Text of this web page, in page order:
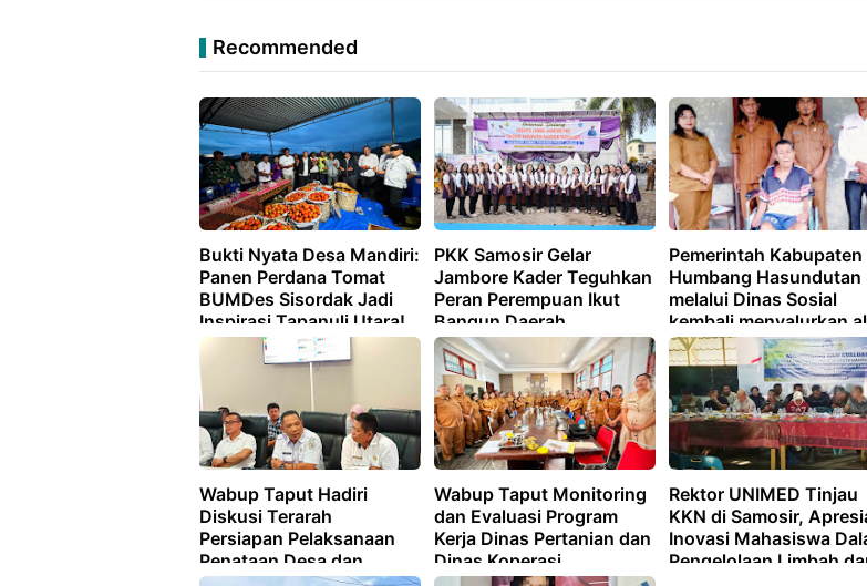
Recommended
Bukti Nyata Desa Mandiri:
Panen Perdana Tomat
BUMDes Sisordak Jadi
Inspirasi Tapanuli Utara!
PKK Samosir Gelar
Jambore Kader Teguhkan
Peran Perempuan Ikut
Bangun Daerah
Pemerintah Kabupaten
Humbang Hasundutan
melalui Dinas Sosial
kembali menyalurkan
bantu bagi masyarakat
yang membutuhkan.
Wabup Taput Hadiri
Diskusi Terarah
Persiapan Pelaksanaan
Penataan Desa dan
Wabup Taput Monitoring
dan Evaluasi Program
Kerja Dinas Pertanian dan
Dinas Koperasi
Rektor UNIMED Tinjau
KKN di Samosir,
Inovasi Mahasiswa
Pengelolaan Limbah